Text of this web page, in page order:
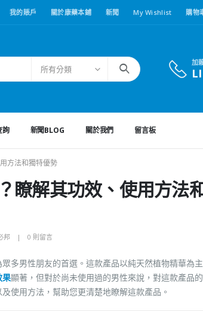
我的賬戶 關於康藥本鋪 新聞 My Wishlist 購物
所有分類
加
詢 新聞BLOG 關於我們 留言板
方法和獨特優勢
瞭解其功效、使用方法
邦 0 則留言
多男性朋友的首選。這款產品以純天然植物精華為
果顯著，但對於尚未使用過的男性來說，對這款產品
使用方法，幫助您更清楚地瞭解這款產品。